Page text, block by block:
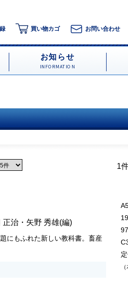
買い物カゴ お問い合わせ
お知らせ
INFORMATION
1
正治 ・ 矢野 秀雄(編)
にもふれた新しい教科書。畜産